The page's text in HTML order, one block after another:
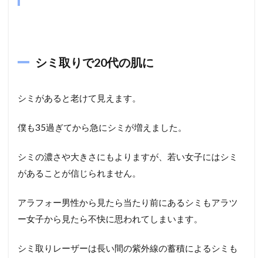
シミ取りで20代の肌に
シミがあると老けて見えます。
僕も35過ぎてから急にシミが増えました。
シミの濃さや大きさにもよりますが、若い女子にはシミ
があることが信じられません。
アラフォー男性から見たら当たり前にあるシミもアラツ
ー女子から見たら不快に思われてしまいます。
シミ取りレーザーは長い間の紫外線の蓄積によるシミも